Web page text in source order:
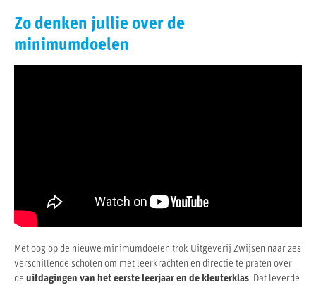
Zo denken jullie over de
minimumdoelen
Met oog op de nieuwe minimumdoelen trok Uitgeverij Zwijsen naar zes
verschillende scholen om met leerkrachten en directie te praten over
de uitdagingen van het eerste leerjaar en de kleuterklas. Dat leverde